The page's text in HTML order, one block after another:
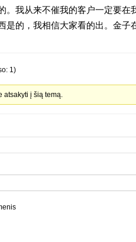
。我从来不催我的客户一定要在
是的，我相信大家看的出。金子
1)
atsakyti į šią temą.